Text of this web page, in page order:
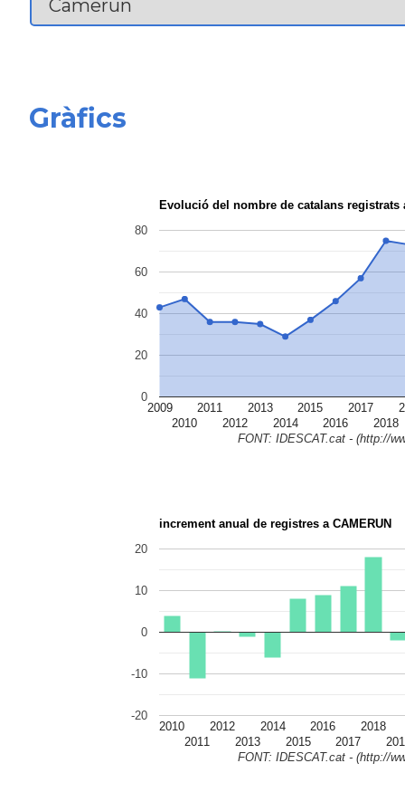
Gràfics
Evolució del nombre de catalans registrats
2009
2010
2011
2012
2013
2014
2015
2016
2017
2018
0
20
40
60
80
FONT: IDESCAT.cat - (http://
increment anual de registres a CAMERUN
2010
2011
2012
2013
2014
2015
2016
2017
2018
-20
-10
0
10
20
FONT: IDESCAT.cat - (http://